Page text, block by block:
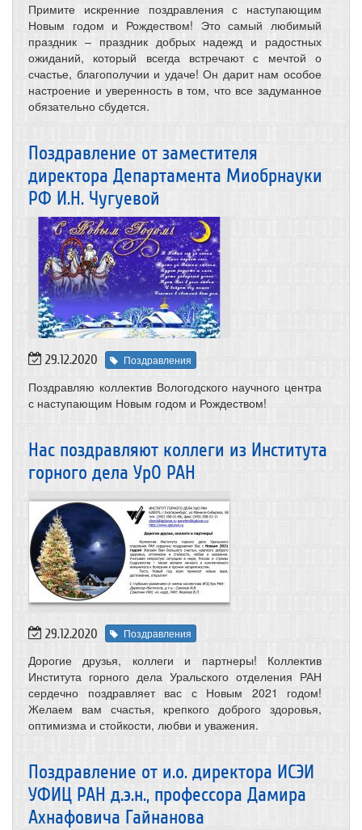
Примите искренние поздравления с наступающим
Новым годом и Рождеством! Это самый любимый
праздник – праздник добрых надежд и радостных
ожиданий, который всегда встречают с мечтой о
счастье, благополучии и удаче! Он дарит нам особое
настроение и уверенность в том, что все задуманное
обязательно сбудется.
Поздравление от заместителя
директора Департамента Миобрнауки
РФ И.Н. Чугуевой
29.12.2020 Поздравления
Поздравляю коллектив Вологодского научного центра
с наступающим Новым годом и Рождеством!
Нас поздравляют коллеги из Института
горного дела УрО РАН
29.12.2020 Поздравления
Дорогие друзья, коллеги и партнеры! Коллектив
Института горного дела Уральского отделения РАН
сердечно поздравляет вас с Новым 2021 годом!
Желаем вам счастья, крепкого доброго здоровья,
оптимизма и стойкости, любви и уважения.
Поздравление от и.о. директора ИСЭИ
УФИЦ РАН д.э.н., профессора Дамира
Ахнафовича Гайнанова